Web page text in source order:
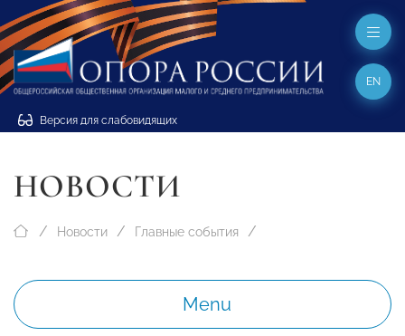
Версия для слабовидящих
EN
НОВОСТИ
Новости Главные события
Menu